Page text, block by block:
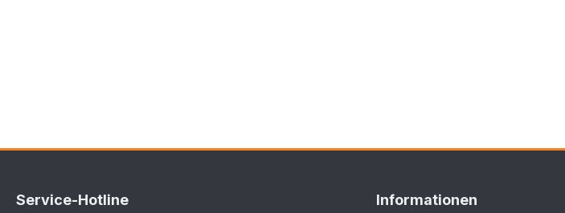
Service-Hotline Informationen